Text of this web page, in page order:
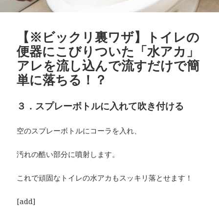
【※ビックリ裏ワザ】トイレの
便器にこびりついた「水アカ」
アレを流し込んで流すだけで簡
単に落ちる！？
３．スプレーボトルに入れて吹き付ける
空のスプレーボトルにコーラを入れ、
汚れの酷い部分に噴射します。
これで頑固なトイレの水アカもスッキリ落とせます！
[add]